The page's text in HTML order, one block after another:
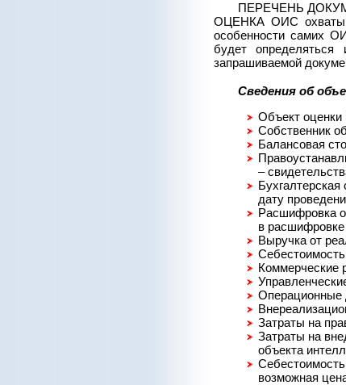
ПЕРЕЧЕНЬ
ОЦЕНКА ОИС
особенности самих
будет
запрашиваемой
Сведения об
Объект оценки
Собственник
Балансовая
–
дату
Расшифровка
в
Выручка от
Коммерческие
Операционные
Затраты на
Затраты на
объекта
возможная